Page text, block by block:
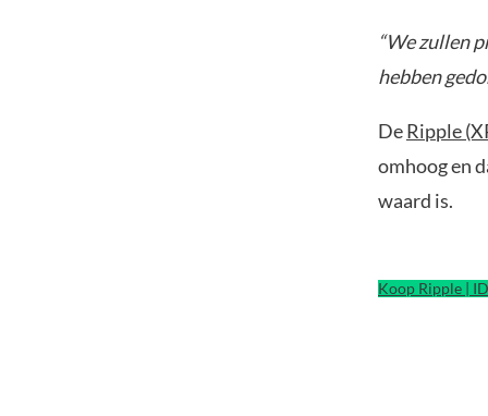
“We zullen
hebben
DeRipple
omhoog en
waard is.
Koop Ripple |